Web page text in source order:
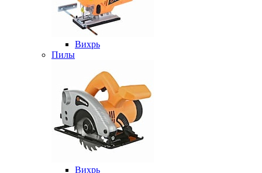
Вихрь
Пилы
Вихрь